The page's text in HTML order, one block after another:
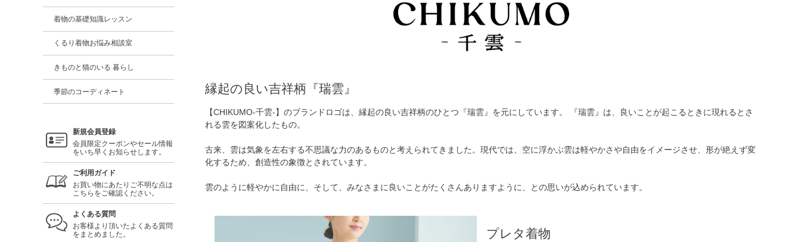
着物の基礎知識レッスン
くるり着物お悩み相談室
きものと猫のいる 暮らし
季節のコーディネート
新規会員登録
会員限定クーポンやセール情報
をいち早くお知らせします。
ご利用ガイド
お買い物にあたりご不明な点は
こちらをご確認ください。
よくある質問
お客様より頂いたよくある質問
をまとめました。
縁起の良い吉祥柄『瑞雲』
【CHIKUMO-千雲-】のブランドロゴは、縁起の良い吉祥柄のひとつ『瑞雲』を元にしています。 『瑞雲』は、良いことが起こるときに現れるとさ
れる雲を図案化したもの。
古来、雲は気象を左右する不思議な力のあるものと考えられてきました。現代では、空に浮かぶ雲は軽やかさや自由をイメージさせ、形が絶えず変
化するため、創造性の象徴とされています。
雲のように軽やかに自由に、そして、みなさまに良いことがたくさんありますように、との思いが込められています。
プレタ着物